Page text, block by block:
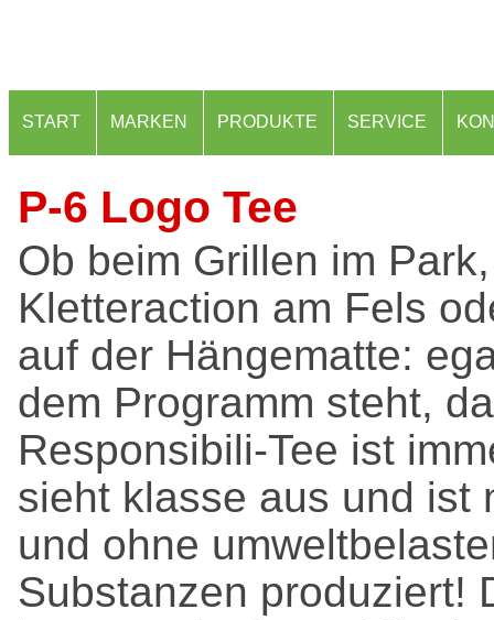
START MARKEN PRODUKTE SERVICE
P-6 Logo Tee
Ob beim Grillen im
Kletteraction am Fels
auf der Hängematte:
dem Programm steht,
Responsibili-Tee ist
sieht klasse aus und ist
und ohne
Substanzen produziert!